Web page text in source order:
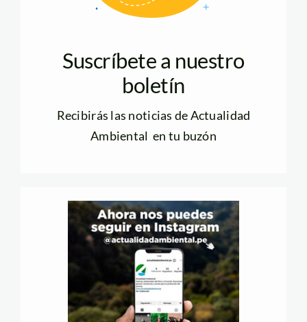
Suscríbete a nuestro
boletín
Recibirás las noticias de Actualidad
Ambiental en tu buzón